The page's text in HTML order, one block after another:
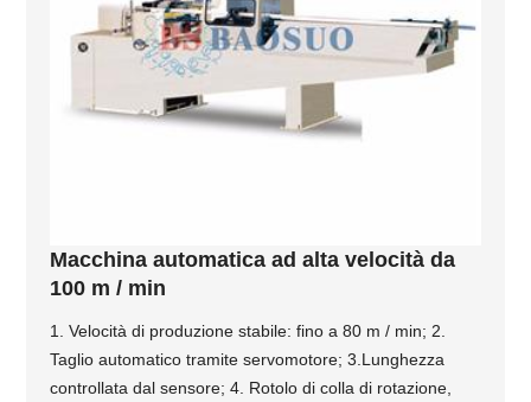
Macchina automatica ad alta velocità da
100 m / min
1. Velocità di produzione stabile: fino a 80 m / min; 2.
Taglio automatico tramite servomotore; 3.Lunghezza
controllata dal sensore; 4. Rotolo di colla di rotazione,